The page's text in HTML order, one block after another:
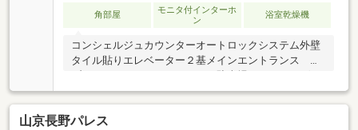
角部屋
モニタ付インターホ
ン
浴室乾燥機
コンシェルジュカウンターオートロックシステム外壁
タイル貼りエレベーター２基メインエントランス サ
ト設置駐車場にロードヒーティング敷設ペット飼育可
（飼養細則参照）
山京長野パレス